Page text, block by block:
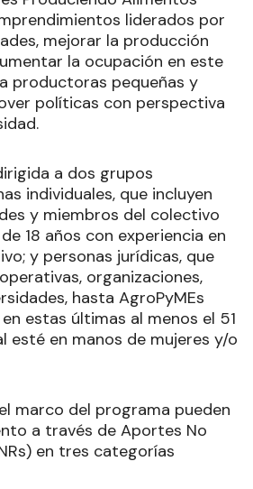
liderados por
mejorar la producción
la ocupación en este
productoras pequeñas y
políticas con perspectiva
a dos grupos
individuales, que incluyen
y miembros del colectivo
18 años con experiencia en
y personas jurídicas, que
organizaciones,
hasta AgroPyMEs
estas últimas al menos el 51
esté en manos de mujeres y/o
marco del programa pueden
a través de Aportes No
en tres categorías